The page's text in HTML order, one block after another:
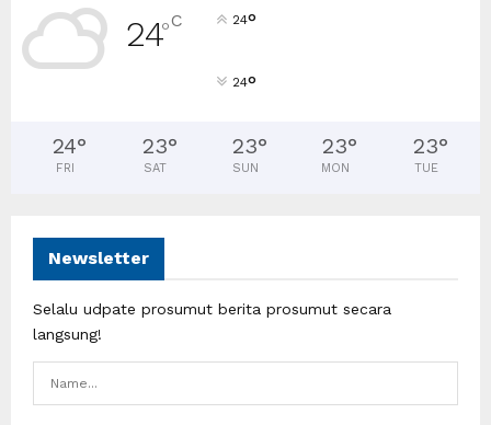
24°C 24°
24°
24°
FRI
23°
SAT
23°
SUN
23°
MON
23°
TUE
Newsletter
Selalu udpate prosumut berita prosumut secara
langsung!